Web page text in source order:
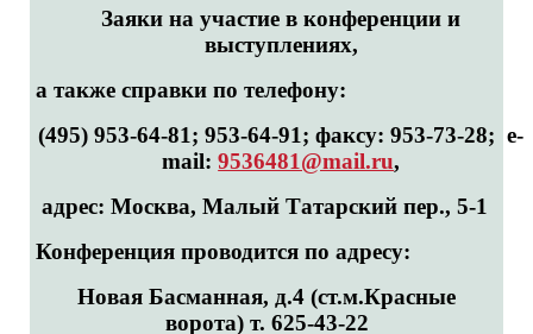
Заяки на участие в конференции и
выступлениях,
а также справки по телефону:
(495) 953-64-81; 953-64-91;факсу: 953-73-28; e-
mail:9536481@mail.ru,
адрес: Москва, Малый Татарский пер., 5-1
Конференция проводится по адресу:
Новая Басманная, д.4 (ст.м.Красные
ворота) т. 625-43-22